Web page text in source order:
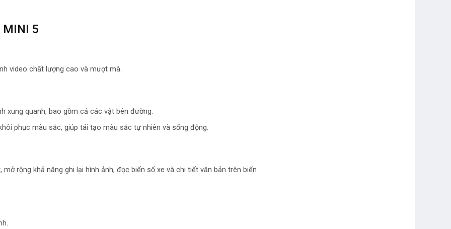
MINI 5
video chất lượng cao và mượt mà.
xung quanh, bao gồm cả các vật bên đường.
phục màu sắc, giúp tái tạo màu sắc tự nhiên và sống động.
mở rộng khả năng ghi lại hình ảnh, đọc biển số xe và chi tiết văn bản trên biển